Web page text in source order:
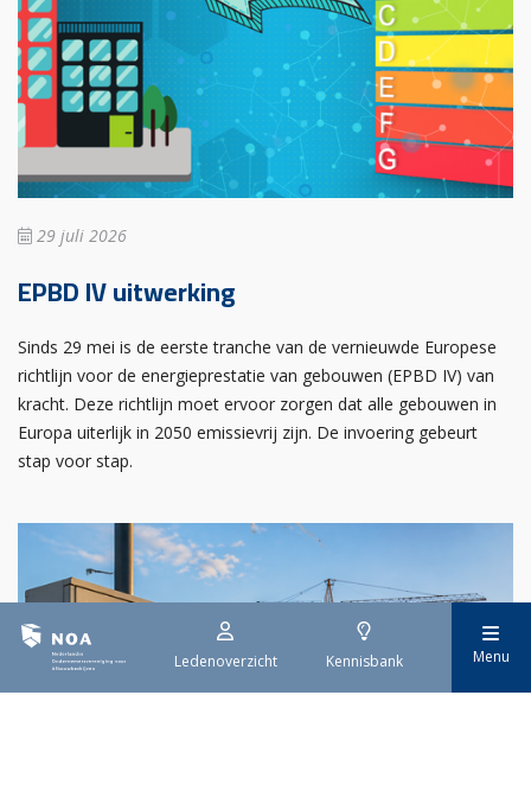
Ledenoverzicht Kennisbank Menu
29 juli 2026
EPBD IV uitwerking
Sinds 29 mei is de eerste tranche van de vernieuwde Europese
richtlijn voor de energieprestatie van gebouwen (EPBD IV) van
kracht. Deze richtlijn moet ervoor zorgen dat alle gebouwen in
Europa uiterlijk in 2050 emissievrij zijn. De invoering gebeurt
stap voor stap.